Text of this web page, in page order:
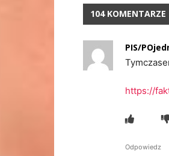
104 KOMENTARZE
PIS/
https://
Odpowiedz